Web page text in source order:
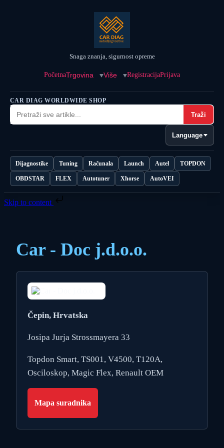
Snaga znanja, sigurnost opreme
PočetnaTrgovina Više RegistracijaPrijava
CAR DIAG WORLDWIDE SHOP
Traži
Language
Dijagnostike Tuning Računala Launch Autel TOPDON
OBDSTAR FLEX Autotuner Xhorse AutoVEI
Skip to content
Car - Doc j.d.o.o.
Čepin, Hrvatska
Josipa Jurja Strossmayera 33
Topdon Smart, TS001, V4500, T120A,
Osciloskop, Magic Flex, Renault OEM
Mapa suradnika